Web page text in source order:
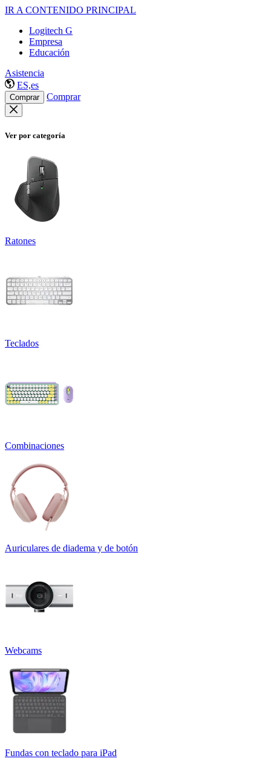
IR A CONTENIDO PRINCIPAL
Logitech G
Empresa
Educación
Asistencia
ES,es
Comprar Comprar
Ver por categoría
Ratones
Teclados
Combinaciones
Auriculares de diadema y de botón
Webcams
Fundas con teclado para iPad